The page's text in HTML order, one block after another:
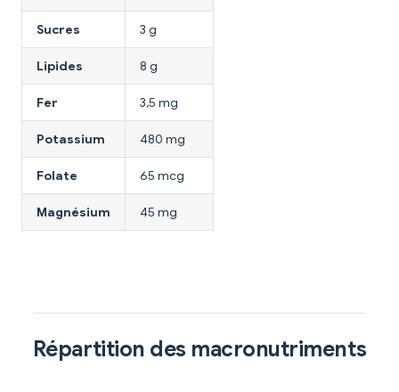
Sucres 3 g
Lipides 8 g
Fer 3,5 mg
Potassium 480 mg
Folate 65 mcg
Magnésium 45 mg
Répartition des macronutriments